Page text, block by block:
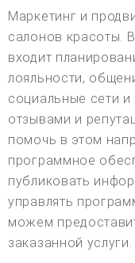
Маркетинг и
салонов красоты.
входит
лояльности,
социальные сети
отзывами и
помочь в этом
программное
публиковать
управлять
можем
заказанной услуги.